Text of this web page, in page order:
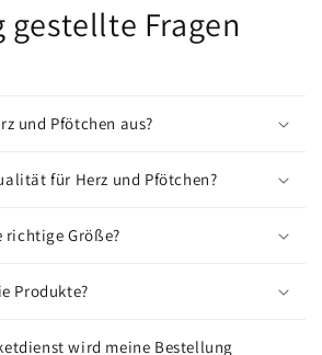
gestellte Fragen
und Pfötchen aus?
für Herz und Pfötchen?
richtige Größe?
Produkte?
wird meine Bestellung